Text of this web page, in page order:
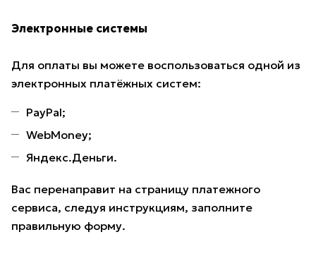
Электронные системы
Для оплаты вы можете воспользоваться одной из
электронных платёжных систем:
PayPal;
WebMoney;
Яндекс.Деньги.
Вас перенаправит на страницу платежного
сервиса, следуя инструкциям, заполните
правильную форму.